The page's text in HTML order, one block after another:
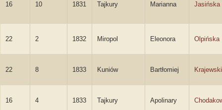
16 10 1831 Tajkury Marianna Jasińska
22 2 1832 Miropol Eleonora Olpińska
22 8 1833 Kuniów Bartłomiej Krajewski
16 4 1833 Tajkury Apolinary